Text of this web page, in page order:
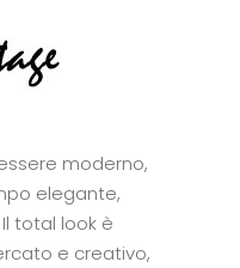
moderno,
elegante,
total look è
e creativo,